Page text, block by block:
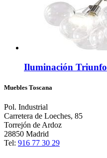
Iluminación Triunfo
Muebles Toscana
Pol. Industrial
Carretera de Loeches, 85
Torrejón de Ardoz
28850 Madrid
Tel: 916 77 30 29